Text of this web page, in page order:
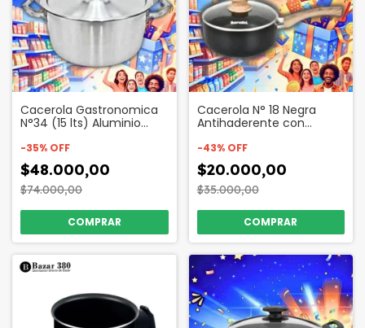
Cacerola Gastronomica
N°34 (15 lts) Aluminio
-35% OFF
$48.000,00
$74.000,00
Cacerola N° 18 Negra
Antihaderente con
49008
-43% OFF
$20.000,00
$35.000,00